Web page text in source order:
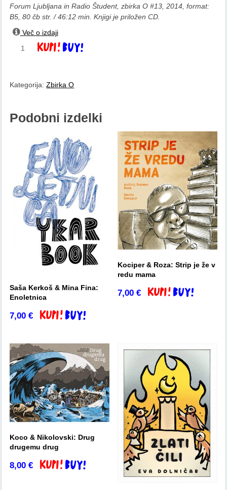
Forum Ljubljana in Radio Študent, zbirka O #13, 2014, format:
B5, 80 čb str. / 46:12 min. Knjigi je priložen CD.
Več o izdaji
Ramoveš:
količina
Dodaj v košarico
Kategorija:Zbirka O
Podobni izdelki
Saša Kerkoš & Mina Fina:
Enoletnica
7,00€ Dodaj v košarico
Kociper & Roza: Strip je že v
redu mama
7,00€ Dodaj v košarico
Koco & Nikolovski: Drug
drugemu drug
8,00€ Dodaj v košarico